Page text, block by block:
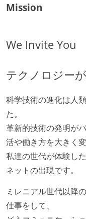
Mission
We Invite You
テクノロジー
科学技術の進化は人
た。
革新的技術の発明が
活や働き方を大きく
私達の世代が体験し
ネットの出現です。
ミレニアル世代以降
仕事をして、